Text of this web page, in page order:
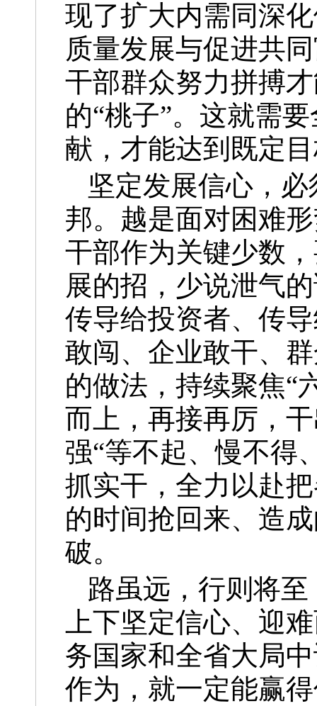
现了扩大内需同深
质量发展与促进共
干部群众努力拼搏
的“桃子”。这就需
献，才能达到既定
坚定发展信心，
邦。越是面对困难
干部作为关键少数
展的招，少说泄气
传导给投资者、传
敢闯、企业敢干、
的做法，持续聚焦“
而上，再接再厉，
强“等不起、慢不得
抓实干，全力以赴
的时间抢回来、造
破。
路虽远，行则将
上下坚定信心、迎
务国家和全省大局
作为，就一定能赢